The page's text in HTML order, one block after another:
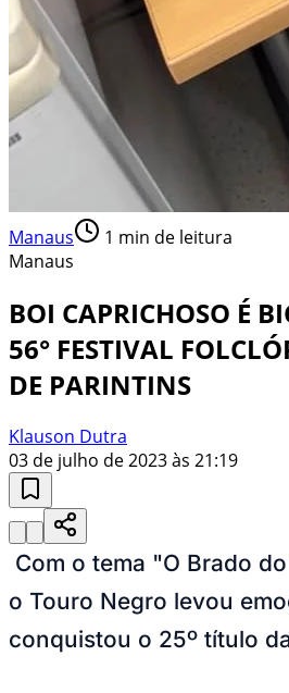
Manaus 1 min de leitura
Manaus
BOI CAPRICHOSO É
56° FESTIVAL
DE PARINTINS
Klauson Dutra
03 de julho de 2023 às 21:19
Com o tema "O Brado
o Touro Negro levou
conquistou o 25º título